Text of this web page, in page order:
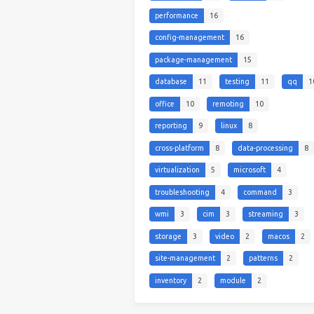
performance 16
config-management 16
package-management 15
database 11 testing 11 qq
office 10 remoting 10
reporting 9 linux 8
cross-platform 8 data-processing 8
virtualization 5 microsoft 4
troubleshooting 4 command 3
wmi 3 cim 3 streaming 3
storage 3 video 2 macos 2
site-management 2 patterns 2
inventory 2 module 2